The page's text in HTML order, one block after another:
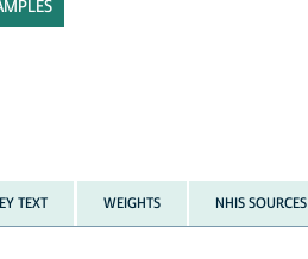
TEXT WEIGHTS NHIS SOURCES